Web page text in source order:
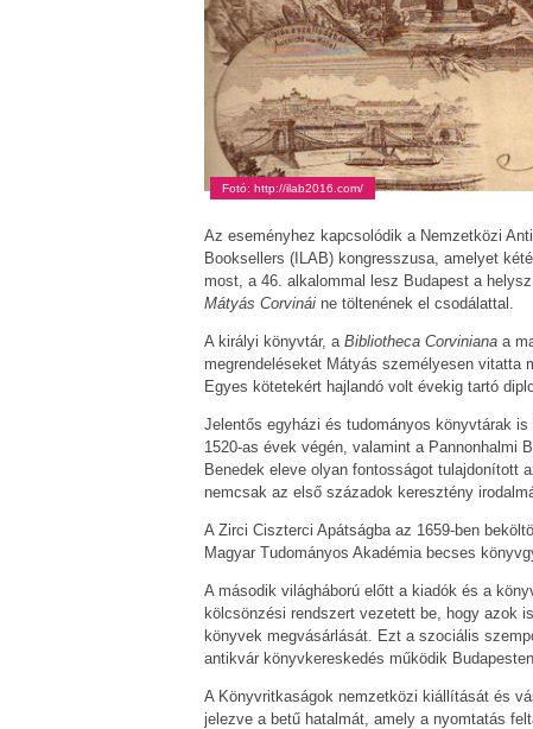
Fotó: http://ilab2016.com/
Az eseményhez kapcsolódik a Nemzetközi
Booksellers (ILAB) kongresszusa, amelyet
most, a 46. alkalommal lesz Budapest a
Mátyás Corvinái ne töltenének el csodálattal.
A királyi könyvtár, a Bibliotheca Corviniana a
megrendeléseket Mátyás személyesen vitatta
Egyes kötetekért hajlandó volt évekig tartó
Jelentős egyházi és tudományos könyvtárak
1520-as évek végén, valamint a Pannonhalmi
Benedek eleve olyan fontosságot tulajdonított
nemcsak az első századok keresztény
A Zirci Ciszterci Apátságba az 1659-ben
Magyar Tudományos Akadémia becses
A második világháború előtt a kiadók és a
kölcsönzési rendszert vezetett be, hogy azok
könyvek megvásárlását. Ezt a szociális
antikvár könyvkereskedés működik
A Könyvritkaságok nemzetközi kiállítását és
jelezve a betű hatalmát, amely a nyomtatás